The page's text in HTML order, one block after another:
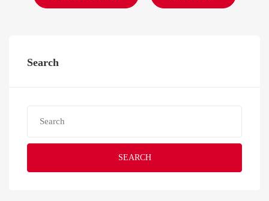
Search
SEARCH